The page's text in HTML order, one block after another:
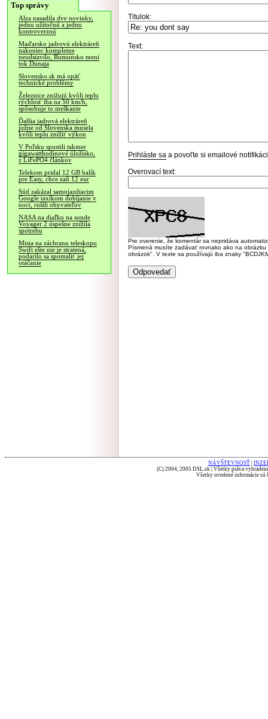
Top správy
Alza nasadila dve novinky,
jednu užitočnú a jednu
kontroverznú
Maďarsko jadrovú elektráreň
nakoniec kompletne
neodstavilo, Rumunsko mení
tok Dunaja
Slovensko.sk má opäť
technické problémy
Železnice znižujú kvôli teplu
rýchlosť iba na 50 km/h,
spôsobuje to meškanie
Ďalšia jadrová elektráreň
južne od Slovenska musela
kvôli teplu znížiť výkon
V Poľsku spustili takmer
gigawatthodinové úložisko,
z LiFePO4 článkov
Telekom pridal 12 GB balík
pre Easy, chce zaň 12 eur
Súd zakázal samojazdiacim
Google taxíkom dobíjanie v
noci, rušili obyvateľov
NASA na diaľku na sonde
Voyager 2 úspešne znížila
spotrebu
Misia na záchranu teleskopu
Swift ešte nie je stratená,
podarilo sa spomaliť jej
otáčanie
Titulok:
Text:
Prihláste sa a povoľte si emailové
Overovací text:
Pre overenie, že komentár sa nepridáva
Písmená musíte zadávať rovnako ako na
obrázok". V texte sa používajú iba znaky
NÁVŠTEVNOSŤ
(C) 2004, 2005 DSL.sk | Všetky práva
Všetky uvedené informácie sú